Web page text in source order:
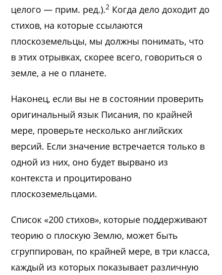
целого — прим. ред.).2 Когда дело доходит до
стихов, на которые ссылаются
плоскоземельцы, мы должны понимать, что
в этих отрывках, скорее всего, говориться о
земле, а не о планете.
Наконец, если вы не в состоянии проверить
оригинальный язык Писания, по крайней
мере, проверьте несколько английских
версий. Если значение встречается только в
одной из них, оно будет вырвано из
контекста и процитировано
плоскоземельцами.
Список «200 стихов», которые поддерживают
теорию о плоскую Землю, может быть
сгруппирован, по крайней мере, в три класса,
каждый из которых показывает различную